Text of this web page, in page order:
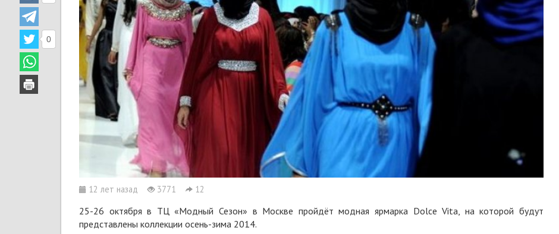
12 лет назад 3771 12
0
25-26 октября в ТЦ «Модный Сезон» в Москве пройдёт модная ярмарка Dolce Vita, на которой будут
представлены коллекции осень-зима 2014.